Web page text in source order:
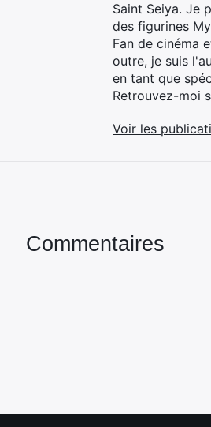
Saint Seiya. Je
des figurines
Fan de cinéma
outre, je suis
en tant que
Retrouvez-moi
Voir les
Commentaires